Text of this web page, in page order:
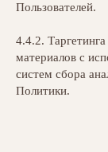
Пользователей.
4.4.2.
материалов с
систем сбора
Политики.